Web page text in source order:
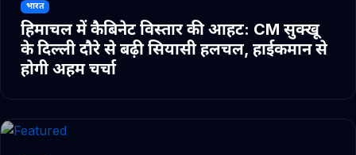
भारत
हिमाचल में कैबिनेट विस्तार की आहट: CM सुक्खू
के दिल्ली दौरे से बढ़ी सियासी हलचल, हाईकमान से
होगी अहम चर्चा